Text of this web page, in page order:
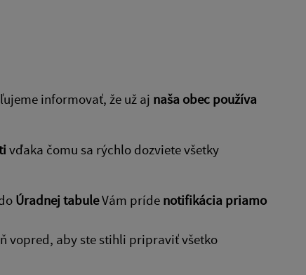
informovať, že už aj naša obec používa
vďaka čomu sa rýchlo dozviete všetky
Úradnej tabuleVám príde notifikácia priamo
vopred, aby ste stihli pripraviť všetko